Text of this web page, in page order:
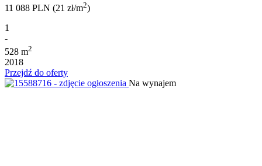
11 088 PLN (21 zł/m2)
1
-
528 m2
2018
Przejdź do oferty
Na wynajem